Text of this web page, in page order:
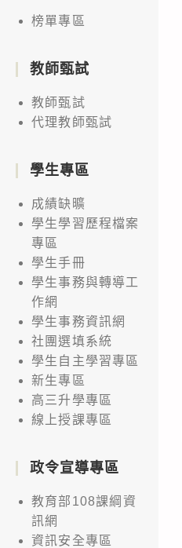
榜單專區
教師甄試
教師甄試
代理教師甄試
學生專區
成績缺曠
學生學習歷程檔案
專區
學生手冊
學生事務與轉導工
作網
學生事務資訊網
社團選填系統
學生自主學習專區
新生專區
高三升學專區
線上授課專區
政令宣導專區
教育部108課綱資
訊網
資訊安全專區